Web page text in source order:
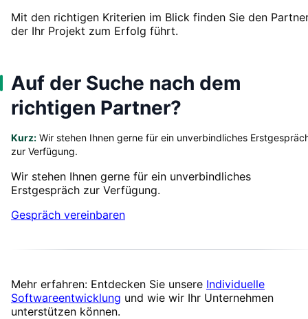
Mit den richtigen Kriterien im Blick finden Sie den
der Ihr Projekt zum Erfolg führt.
Auf der Suche nach dem
richtigen Partner?
Kurz: Wir stehen Ihnen gerne für ein unverbindliches
zur Verfügung.
Wir stehen Ihnen gerne für ein unverbindliches
Erstgespräch zur Verfügung.
Gespräch vereinbaren
Mehr erfahren: Entdecken Sie unsere Individuelle
Softwareentwicklung und wie wir Ihr Unternehmen
unterstützen können.